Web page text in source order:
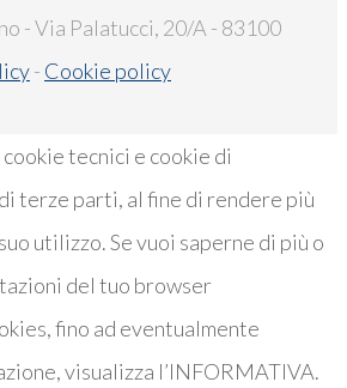
- Via Palatucci, 20/A - 83100
- Cookie policy
tecnici e cookie di
terze parti, al fine di rendere più
utilizzo. Se vuoi saperne di più o
del tuo browser
fino ad eventualmente
visualizza l’INFORMATIVA.